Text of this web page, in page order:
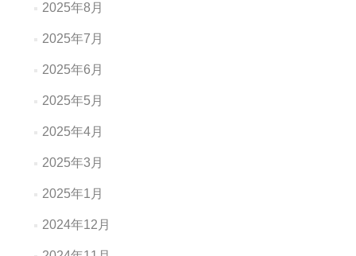
2025年8月
2025年7月
2025年6月
2025年5月
2025年4月
2025年3月
2025年1月
2024年12月